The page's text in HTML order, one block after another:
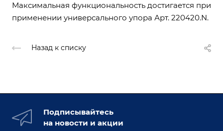
Максимальная функциональность достигается при
применении универсального упора Арт. 220420.N.
Назад к списку
Подписывайтесь
на новости и акции